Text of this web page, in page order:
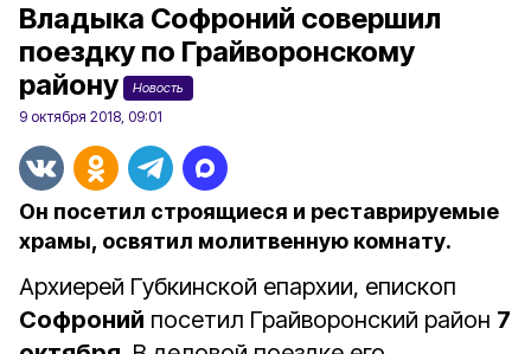
Владыка Софроний совершил
поездку по Грайворонскому
району
Новость
9 октября 2018, 09:01
Он посетил строящиеся и реставрируемые
храмы, освятил молитвенную комнату.
Архиерей Губкинской епархии, епископ
Софроний посетил Грайворонский район 7